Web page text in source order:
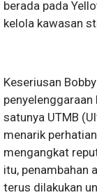
berada pada
kelola kawasan
Keseriusan
penyelenggaraan
satunya UTMB
menarik
mengangkat
itu, penambahan
terus dilakukan